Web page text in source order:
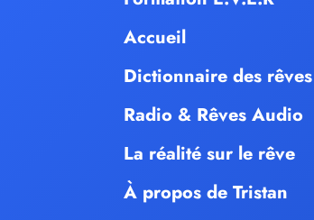
Accueil
Dictionnaire des rêves
Radio & Rêves Audio
La réalité sur le rêve
À propos de Tristan